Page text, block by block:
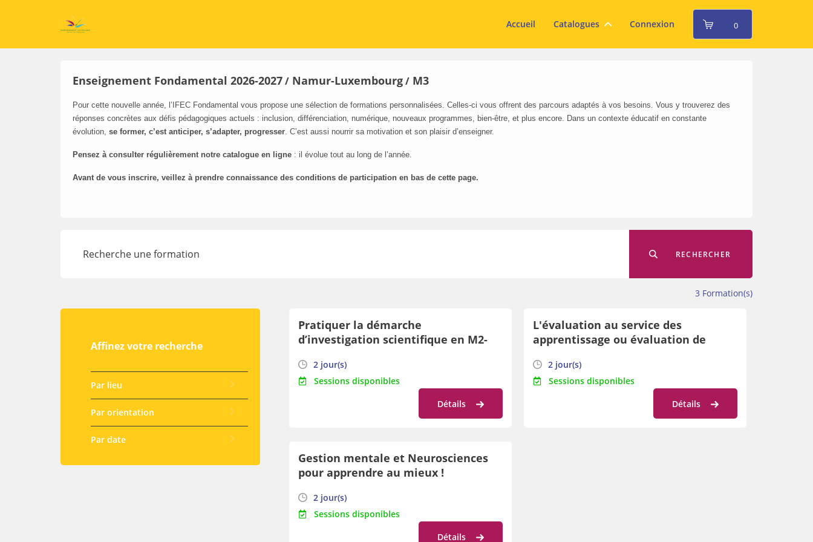
Accueil Catalogues Connexion 0
Enseignement Fondamental 2026-2027/ Namur-Luxembourg/ M3
Pour cette nouvelle année, l’IFEC Fondamental vous propose une sélection de formations personnalisées. Celles-ci vous offrent des parcours adaptés à vos besoins. Vous y trouverez des
réponses concrètes aux défis pédagogiques actuels : inclusion, différenciation, numérique, nouveaux programmes, bien-être, et plus encore. Dans un contexte éducatif en constante
évolution, se former, c’est anticiper, s’adapter, progresser. C’est aussi nourrir sa motivation et son plaisir d’enseigner.
Pensez à consulter régulièrement notre catalogue en ligne : il évolue tout au long de l’année.
Avant de vous inscrire, veillez à prendre connaissance des conditions de participation en bas de cette page.
RECHERCHER
3 Formation(s)
Affinez votre recherche
Par lieu
Par orientation
Par date
Pratiquer la démarche
d’investigation scientifique en M2-
2 jour(s)
Sessions disponibles
Détails
L'évaluation au service des
apprentissage ou évaluation de
2 jour(s)
Sessions disponibles
Détails
Gestion mentale et Neurosciences
pour apprendre au mieux !
2 jour(s)
Sessions disponibles
Détails